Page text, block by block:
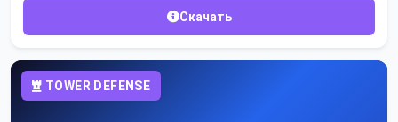
Скачать
TOWER DEFENSE